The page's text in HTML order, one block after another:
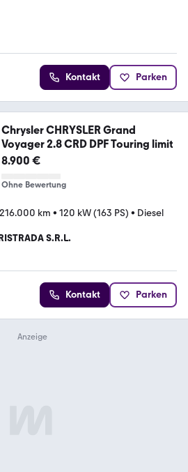
Kontakt Parken
Chrysler CHRYSLER Grand
Voyager 2.8 CRD DPF Touring limit
8.900 €
Ohne Bewertung
216.000 km • 120 kW (163 PS) • Diesel
S.R.L.
Kontakt Parken